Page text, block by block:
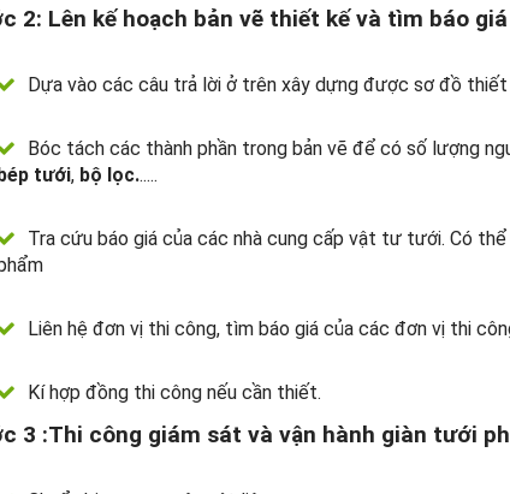
2: Lên kế hoạch bản vẽ thiết kế và tìm báo
Dựa vào các câu trả lời ở trên xây dựng được sơ đồ
Bóc tách các thành phần trong bản vẽ để có số lượng
bép tưới, bộ lọc......
Tra cứu báo giá của các nhà cung cấp vật tư tưới. Có
Liên hệ đơn vị thi công, tìm báo giá của các đơn vị thi
Kí hợp đồng thi công nếu cần thiết.
3 :Thi công giám sát và vận hành giàn tưới